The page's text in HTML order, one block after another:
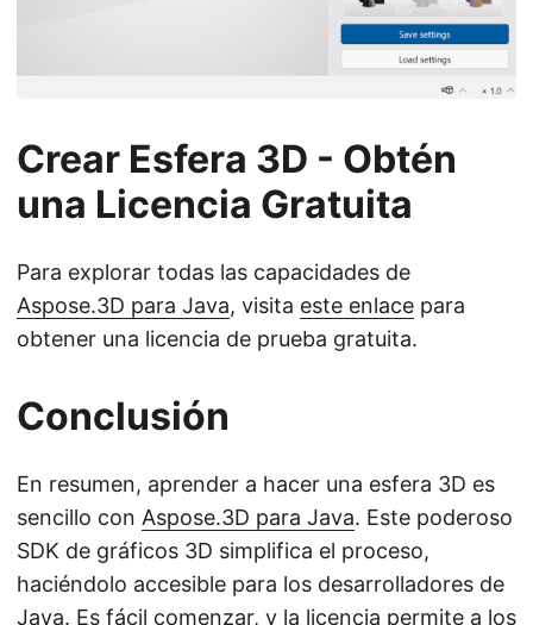
Crear Esfera 3D - Obtén
una Licencia Gratuita
Para explorar todas las capacidades de
Aspose.3D para Java, visita este enlace para
obtener una licencia de prueba gratuita.
Conclusión
En resumen, aprender a hacer una esfera 3D es
sencillo con Aspose.3D para Java. Este poderoso
SDK de gráficos 3D simplifica el proceso,
haciéndolo accesible para los desarrolladores de
Java. Es fácil comenzar, y la licencia permite a los